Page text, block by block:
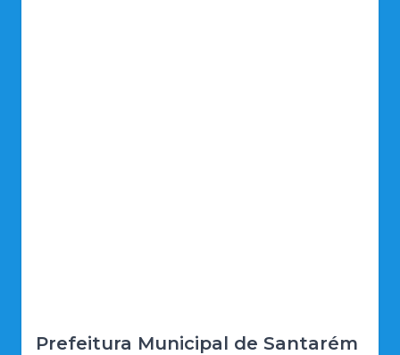
Prefeitura Municipal de Santarém